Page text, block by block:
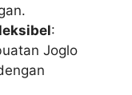
:
Joglo